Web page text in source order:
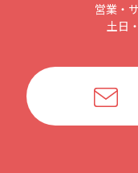
営業・
土日